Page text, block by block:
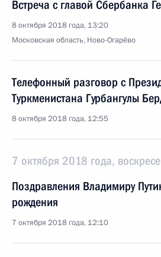
Встреча с главой Сбербанка
8 октября 2018 года, 13:20
Московская область, Ново-Огарёво
Телефонный разговор с
Туркменистана Гурбангулы
8 октября 2018 года, 12:55
7 октября 2018 года,
Поздравления Владимиру
рождения
7 октября 2018 года, 12:10